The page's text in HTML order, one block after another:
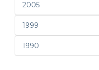
2005
1999
1990